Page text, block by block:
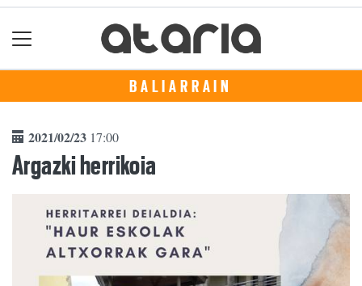
BALIARRAIN
2021/02/23 17:00
Argazki herrikoia